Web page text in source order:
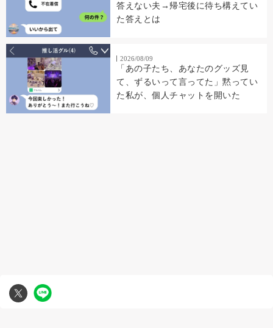
答えない夫→帰宅後に待ち構えてい
た答えとは
2026/08/09
「あの子たち、あなたのグッズ見
て、ずるいって言ってた」黙ってい
た私が、個人チャットを開いた